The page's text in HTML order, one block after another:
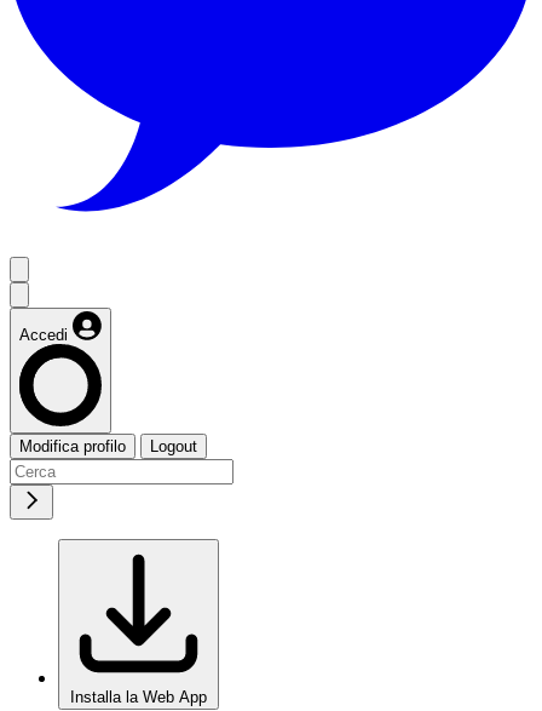
Accedi
Modifica profilo Logout
Installa la Web App